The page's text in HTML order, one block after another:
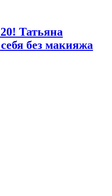
Татьяна
без макияжа